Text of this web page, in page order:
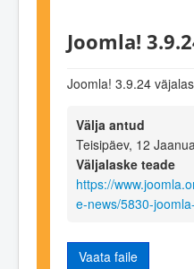
Joomla!
Joomla! 3.9.24
Välja antud
Teisipäev, 12
Väljalaske teade
https://
e-news/5830-
Vaata faile